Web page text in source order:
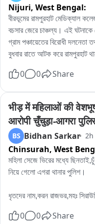
Nijuri, West Bengal:
বীরভূমের রামপুরহাট মেডিক্যাল
বচসার জেরে চাঞ্চল্য। এই
গ্রাম পঞ্চায়েতের বিরোধী
বুধবার রাতে আটক করে রামপুরহাট
বিজেপির একাধিক নেতৃত্ব ও
পর পরিস্থিতি স্বাভাবিক হয়।পরে
বিজেপির বিরোধী দলনেতা মনোজ
0 0 Share
भीड़ में महिलाओं की
आरोपी चुँचुड़ा-आगरा
BS Bidhan Sarkar 2h
Chinsurah, West
মহিলা সেজে ভিরের মধ্যে ছিনতাই,চুঁچুড়া থেকে তিন অভিযুক্তকে গ্রেফতার করে
নিয়ে গেলো এগরা থানার পুলিশ।
ধৃতদের নাম,করন রাজভর,মহঃ
0 0 Share